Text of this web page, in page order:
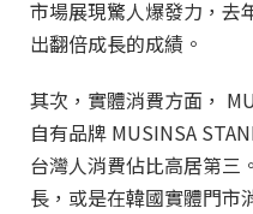
市場展現驚人爆發力，去
出翻倍成長的成績。
其次，實體消費方面，
自有品牌 MUSINSA
台灣人消費佔比高居第三
長，或是在韓國實體門市